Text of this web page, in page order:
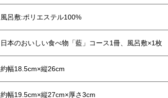
風呂敷:ポリエステル100%
日本のおいしい食べ物「藍」コース1冊、風呂敷×1枚
約幅18.5cm×縦26cm
約幅19.5cm×縦27cm×厚さ3cm